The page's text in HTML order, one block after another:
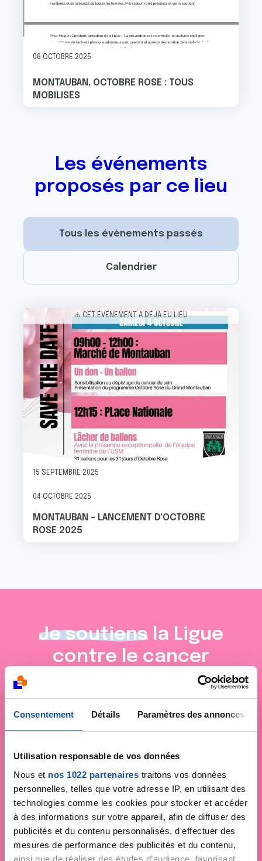
Consentement Détails Paramètres des annonces
Utilisation responsable de vos données
Nous et nos 1022 partenaires traitons vos données
personnelles, telles que votre adresse IP, en utilisant des
technologies comme les cookies pour stocker et accéder
à des informations sur votre appareil, afin de diffuser des
publicités et du contenu personnalisés, d'effectuer des
mesures de performance des publicités et du contenu,
ainsi que de réaliser des études d’audience, favorisant
06 OCTOBRE 2025
MONTAUBAN, OCTOBRE ROSE : TOUS
MOBILISES
Les événements
proposés par ce lieu
Tous les évènements passés
Calendrier
Image
15 SEPTEMBRE 2025
04 OCTOBRE 2025
⚠️ CET ÉVÉNEMENT A DÉJÀ EU LIEU
MONTAUBAN - LANCEMENT D'OCTOBRE
ROSE 2025
Je soutiens la Ligue
contre le cancer